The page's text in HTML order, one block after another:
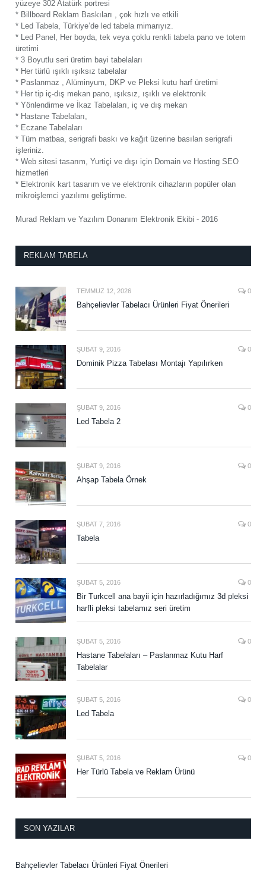
yüzeye 302 Atatürk portresi
* Billboard Reklam Baskıları , çok hızlı ve etkili
* Led Tabela, Türkiye’de led tabela mimarıyız.
* Led Panel, Her boyda, tek veya çoklu renkli tabela pano ve totem
üretimi
* 3 Boyutlu seri üretim bayi tabelaları
* Her türlü ışıklı ışıksız tabelalar
* Paslanmaz , Alüminyum, DKP ve Pleksi kutu harf üretimi
* Her tip iç-dış mekan pano, ışıksız, ışıklı ve elektronik
* Yönlendirme ve İkaz Tabelaları, iç ve dış mekan
* Hastane Tabelaları,
* Eczane Tabelaları
* Tüm matbaa, serigrafi baskı ve kağıt üzerine basılan serigrafi
işleriniz.
* Web sitesi tasarım, Yurtiçi ve dışı için Domain ve Hosting SEO
hizmetleri
* Elektronik kart tasarım ve ve elektronik cihazların popüler olan
mikroişlemci yazılımı geliştirme.
Murad Reklam ve Yazılım Donanım Elektronik Ekibi - 2016
REKLAM TABELA
TEMMUZ 12, 2026 0
Bahçelievler Tabelacı Ürünleri Fiyat Önerileri
ŞUBAT 9, 2016 0
Dominik Pizza Tabelası Montajı Yapılırken
ŞUBAT 9, 2016 0
Led Tabela 2
ŞUBAT 9, 2016 0
Ahşap Tabela Örnek
ŞUBAT 7, 2016 0
Tabela
ŞUBAT 5, 2016 0
Bir Turkcell ana bayii için hazırladığımız 3d pleksi
harfli pleksi tabelamız seri üretim
ŞUBAT 5, 2016 0
Hastane Tabelaları – Paslanmaz Kutu Harf
Tabelalar
ŞUBAT 5, 2016 0
Led Tabela
ŞUBAT 5, 2016 0
Her Türlü Tabela ve Reklam Ürünü
SON YAZILAR
Bahçelievler Tabelacı Ürünleri Fiyat Önerileri